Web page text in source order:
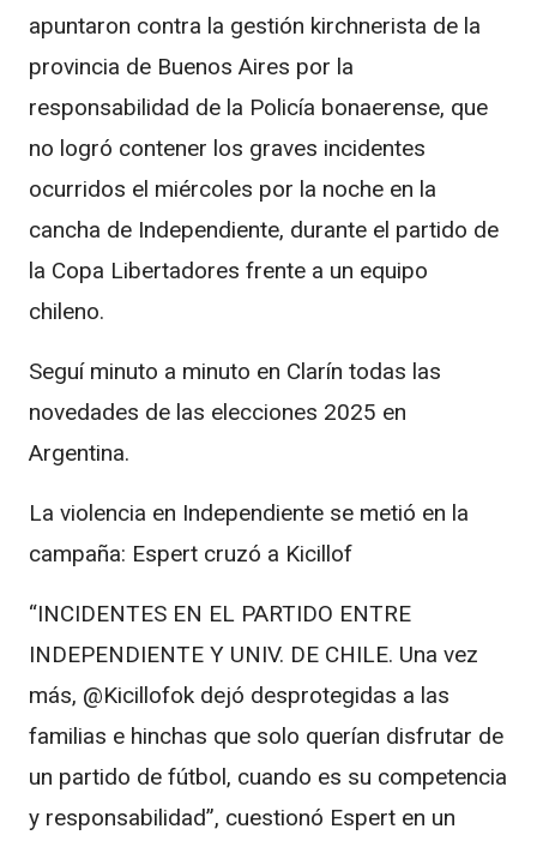
apuntaron contra la gestión kirchnerista de la
provincia de Buenos Aires por la
responsabilidad de la Policía bonaerense, que
no logró contener los graves incidentes
ocurridos el miércoles por la noche en la
cancha de Independiente, durante el partido de
la Copa Libertadores frente a un equipo
chileno.
Seguí minuto a minuto en Clarín todas las
novedades de las elecciones 2025 en
Argentina.
La violencia en Independiente se metió en la
campaña: Espert cruzó a Kicillof
“INCIDENTES EN EL PARTIDO ENTRE
INDEPENDIENTE Y UNIV. DE CHILE. Una vez
más, @Kicillofok dejó desprotegidas a las
familias e hinchas que solo querían disfrutar de
un partido de fútbol, cuando es su competencia
y responsabilidad”, cuestionó Espert en un